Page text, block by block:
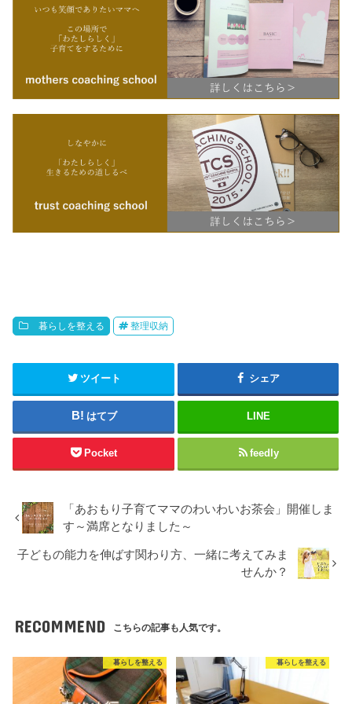
暮らしを整える 整理収納
ツイート シェア
はてブ LINE
Pocket feedly
「あおもり子育てママのわいわいお茶会」開催しま
す～満席となりました～
子どもの能力を伸ばす関わり方、一緒に考えてみま
せんか？
RECOMMEND こちらの記事も人気です。
暮らしを整える 暮らしを整える